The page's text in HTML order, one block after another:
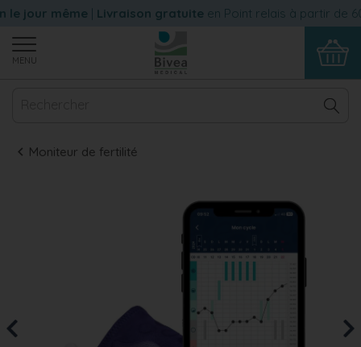
jour même|Livraison gratuiteen Point relais à partir de
MENU
Moniteur de fertilité
Previous